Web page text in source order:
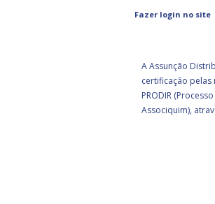
Fazer login no site
ASSUNÇÃO
A Assunção
certificação pelas
PRODIR
Associquim),